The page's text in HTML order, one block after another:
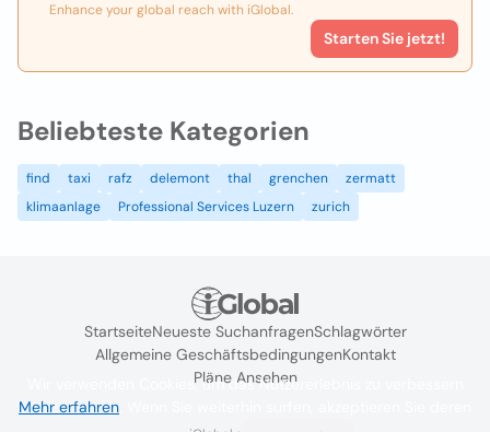
Enhance your global reach with iGlobal.
Starten Sie jetzt!
Beliebteste Kategorien
find taxi rafz delemont thal grenchen
zermatt
klimaanlage
Professional Services Luzern zurich
StartseiteNeueste SuchanfragenSchlagwörter
Allgemeine GeschäftsbedingungenKontakt
Pläne Ansehen
Wir verwenden Cookies, um das Nutzererlebnis zu verbessern
Mehr erfahren